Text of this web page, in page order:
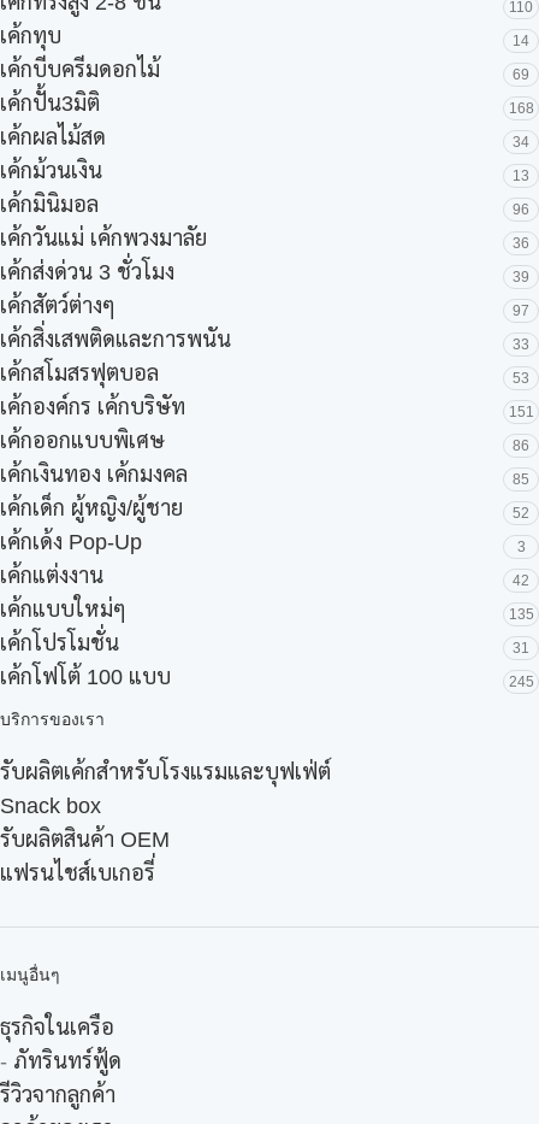
110
เค้กทุบ 14
เค้กบีบครีมดอกไม้ 69
เค้กปั้น3มิติ 168
เค้กผลไม้สด 34
เค้กม้วนเงิน 13
เค้กมินิมอล 96
เค้กวันแม่ เค้กพวงมาลัย 36
เค้กส่งด่วน 3 ชั่วโมง 39
เค้กสัตว์ต่างๆ 97
เค้กสิ่งเสพติดและการพนัน 33
เค้กสโมสรฟุตบอล 53
เค้กองค์กร เค้กบริษัท 151
เค้กออกแบบพิเศษ 86
เค้กเงินทอง เค้กมงคล 85
เค้กเด็ก ผู้หญิง/ผู้ชาย 52
เค้กเด้ง Pop-Up 3
เค้กแต่งงาน 42
เค้กแบบใหม่ๆ 135
เค้กโปรโมชั่น 31
เค้กโฟโต้ 100 แบบ 245
บริการของเรา
รับผลิตเค้กสำหรับโรงแรมและบุฟเฟ่ต์
Snack box
รับผลิตสินค้า OEM
แฟรนไชส์เบเกอรี่
เมนูอื่นๆ
ธุรกิจในเครือ
- ภัทรินทร์ฟู้ด
รีวิวจากลูกค้า